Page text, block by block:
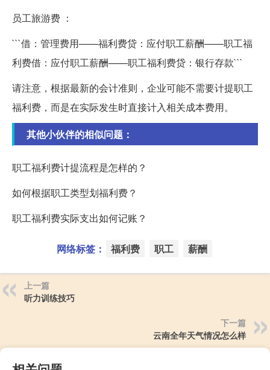
员工旅游费 ：
```借：管理费用——福利费贷：应付职工薪酬——职工福
利费借：应付职工薪酬——职工福利费贷：银行存款```
请注意，根据最新的会计准则，企业可能不需要计提职工
福利费，而是在实际发生时直接计入相关成本费用。
其他小伙伴的相似问题：
职工福利费计提流程是怎样的？
如何根据职工类型划福利费？
职工福利费实际支出如何记账？
网络标签： 福利费 职工 薪酬
上一篇
听力训练技巧
下一篇
云南全年天气情况怎么样